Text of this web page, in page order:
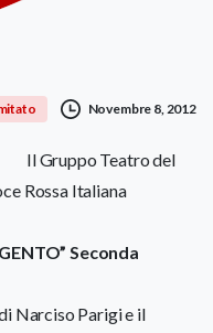
Novembre 8, 2012
Il Gruppo Teatro del
Rossa Italiana
Seconda
Narciso Parigi e il